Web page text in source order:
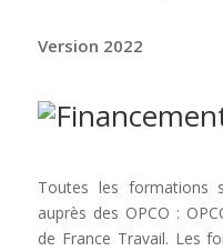
Version 2022
Toutes les formations
auprès des OPCO :
de France Travail. Les